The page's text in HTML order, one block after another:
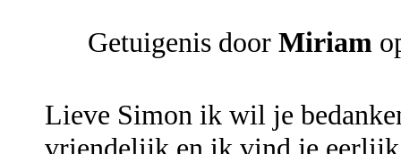
Getuigenis door Miriam
Lieve Simon ik wil je